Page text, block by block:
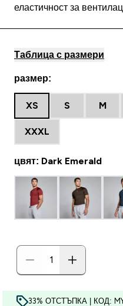
еластичност за
Таблица с размери
размер:
XS S M
XXXL
цвят: Dark Emerald
33% ОТСТЪПКА | КОД: